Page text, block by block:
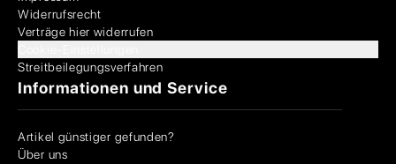
Widerrufsrecht
Verträge hier widerrufen
Streitbeilegungsverfahren
Informationen und Service
Artikel günstiger gefunden?
Über uns